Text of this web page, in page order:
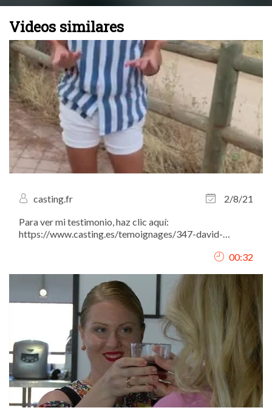
Videos similares
casting.fr
2/8/21
Para ver mi testimonio, haz clic aquí:
https://www.casting.es/temoignages/347-david-
consejos-para-tener-una-carrera-llena-de-exitos. 00:32